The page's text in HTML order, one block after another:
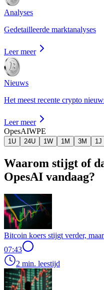
Analyses
Gedetailleerde marktanalyses
Leer meer
Nieuws
Het meest recente crypto
Leer meer
OpesAIWPE
1U 24U 1W 1M 3M 1J
Waarom stijgt of
OpesAI vandaag?
Bitcoin koers stijgt verder,
07:43
2 min. leestijd